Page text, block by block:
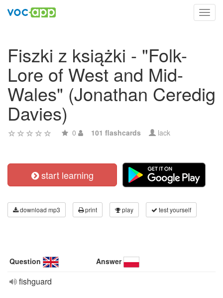
Fiszki z książki - "Folk-
Lore of West and Mid-
Wales" (Jonathan Ceredig
Davies)
0 101 flashcards lack
start learning
download mp3 print play test yourself
Question Answer
fishguard